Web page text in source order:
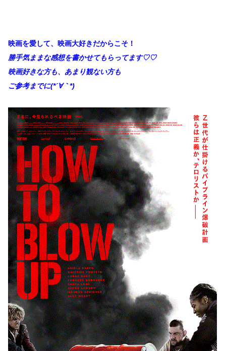
映画を愛して、映画大好きだからこそ！
勝手気ままな感想を書かせてもらってます♡♡
映画好きな方も、あまり観ない方も
ご参考までに(*´∀｀*)